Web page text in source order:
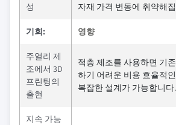
성
자재 가격 변동에 취약해
기회: 영향
주얼리 제
조에서 3D
프린팅의
출현
적층 제조를 사용하면 기
하기 어려운 비용 효율적
복잡한 설계가 가능합니다.
지속 가능